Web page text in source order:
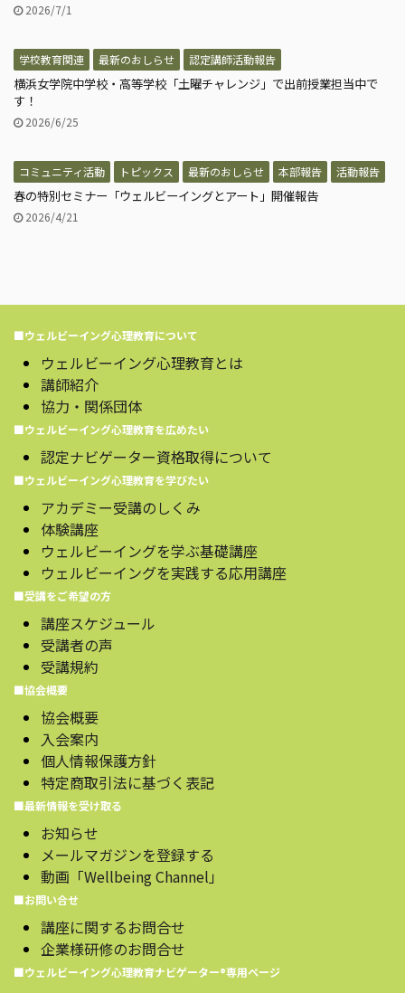
2026/7/1
学校教育関連 最新のおしらせ 認定講師活動報告
横浜女学院中学校・高等学校「土曜チャレンジ」で出前授業担当中で
す！
2026/6/25
コミュニティ活動 トピックス 最新のおしらせ 本部報告 活動報告
春の特別セミナー「ウェルビーイングとアート」開催報告
2026/4/21
■ウェルビーイング心理教育について
ウェルビーイング心理教育とは
講師紹介
協力・関係団体
■ウェルビーイング心理教育を広めたい
認定ナビゲーター資格取得について
■ウェルビーイング心理教育を学びたい
アカデミー受講のしくみ
体験講座
ウェルビーイングを学ぶ基礎講座
ウェルビーイングを実践する応用講座
■受講をご希望の方
講座スケジュール
受講者の声
受講規約
■協会概要
協会概要
入会案内
個人情報保護方針
特定商取引法に基づく表記
■最新情報を受け取る
お知らせ
メールマガジンを登録する
動画「Wellbeing Channel」
■お問い合せ
講座に関するお問合せ
企業様研修のお問合せ
■ウェルビーイング心理教育ナビゲーター®️専用ページ